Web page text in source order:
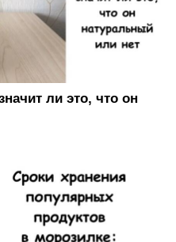
ли это, что он